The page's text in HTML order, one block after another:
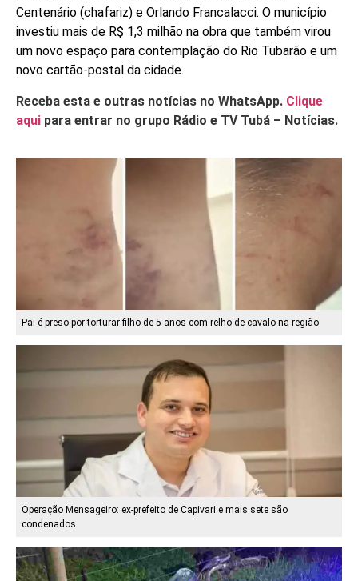
Centenário (chafariz) e Orlando Francalacci. O município
investiu mais de R$ 1,3 milhão na obra que também virou
um novo espaço para contemplação do Rio Tubarão e um
novo cartão-postal da cidade.
Receba esta e outras notícias no WhatsApp. Clique
aqui para entrar no grupo Rádio e TV Tubá – Notícias.
Pai é preso por torturar filho de 5 anos com relho de cavalo na região
Operação Mensageiro: ex-prefeito de Capivari e mais sete são
condenados